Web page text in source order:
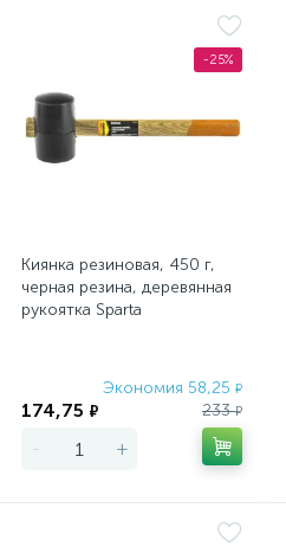
-25%
Киянка резиновая, 450 г,
черная резина, деревянная
рукоятка Sparta
Экономия 58,25 ₽
174,75 ₽ 233₽
- +